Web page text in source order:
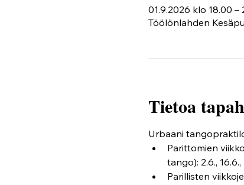
01.9.2026 klo 18.00 –
Töölönlahden
Tietoa
Urbaani
Parittomien
tango): 2.6., 16.6.,
Parillisten